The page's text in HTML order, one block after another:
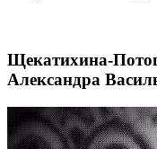
Щекатихина-
Александра